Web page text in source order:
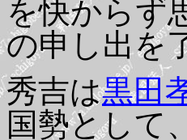
を快からず
の申し出を
秀吉は黒田
国勢として